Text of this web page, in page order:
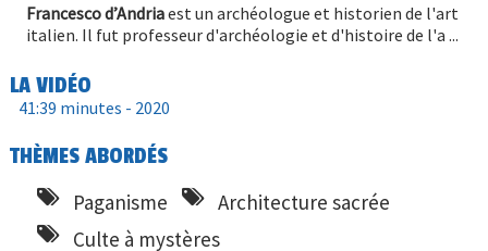
Francesco d’Andriaest un archéologue et historien de l'art
italien. Il fut professeur d'archéologie et d'histoire de l'a ...
LA VIDÉO
41:39 minutes - 2020
THÈMES ABORDÉS
Paganisme
Architecture sacrée
Culte à mystères